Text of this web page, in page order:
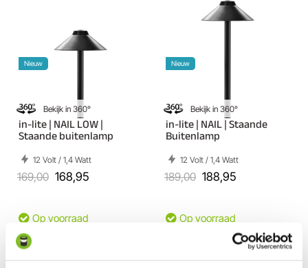
Bekijk in 360°
Nieuw
in-lite | NAIL LOW |
Staande buitenlamp
12 Volt / 1,4 Watt
169,00 168,95
Op voorraad
Bekijk in 360°
Nieuw
in-lite | NAIL | Staande
Buitenlamp
12 Volt / 1,4 Watt
189,00 188,95
Op voorraad